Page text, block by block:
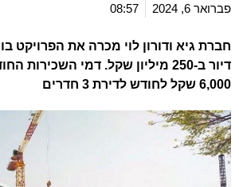
פברואר 6, 2024 08:57
דיור ב-250 מיליון שקל. דמי השכירות
6,000 שקל לחודש לדירת 3 חדרים